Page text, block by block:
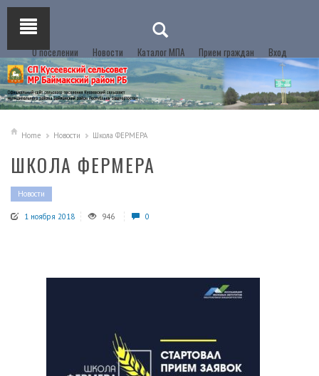
О поселении Новости Каталог МПА Прием граждан Вход
Home Новости Школа ФЕРМЕРА
ШКОЛА ФЕРМЕРА
Новости
1 ноября 2018 946 0